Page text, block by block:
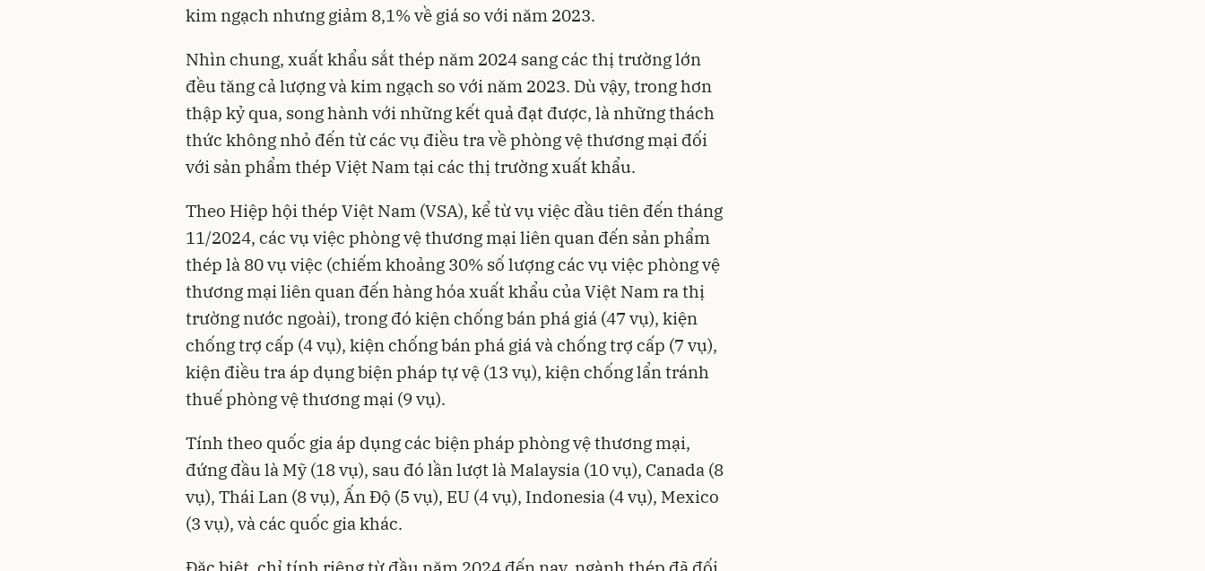
kim ngạch nhưng giảm 8,1% về giá so với năm 2023.
Nhìn chung, xuất khẩu sắt thép năm 2024 sang các thị trường lớn
đều tăng cả lượng và kim ngạch so với năm 2023. Dù vậy, trong hơn
thập kỷ qua, song hành với những kết quả đạt được, là những thách
thức không nhỏ đến từ các vụ điều tra về phòng vệ thương mại đối
với sản phẩm thép Việt Nam tại các thị trường xuất khẩu.
Theo Hiệp hội thép Việt Nam (VSA), kể từ vụ việc đầu tiên đến tháng
11/2024, các vụ việc phòng vệ thương mại liên quan đến sản phẩm
thép là 80 vụ việc (chiếm khoảng 30% số lượng các vụ việc phòng vệ
thương mại liên quan đến hàng hóa xuất khẩu của Việt Nam ra thị
trường nước ngoài), trong đó kiện chống bán phá giá (47 vụ), kiện
chống trợ cấp (4 vụ), kiện chống bán phá giá và chống trợ cấp (7 vụ),
kiện điều tra áp dụng biện pháp tự vệ (13 vụ), kiện chống lẩn tránh
thuế phòng vệ thương mại (9 vụ).
Tính theo quốc gia áp dụng các biện pháp phòng vệ thương mại,
đứng đầu là Mỹ (18 vụ), sau đó lần lượt là Malaysia (10 vụ), Canada (8
vụ), Thái Lan (8 vụ), Ấn Độ (5 vụ), EU (4 vụ), Indonesia (4 vụ), Mexico
(3 vụ), và các quốc gia khác.